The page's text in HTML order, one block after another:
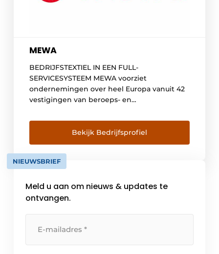
MEWA
BEDRIJFSTEXTIEL IN EEN FULL-
SERVICESYSTEEM MEWA voorziet
ondernemingen over heel Europa vanuit 42
vestigingen van beroeps- en
olieopvang- en voetmatten, evenals
wastafels voor onderdelenreiniging in full-
service. Aanvullend kunnen ook artikels voor
arbeidsveiligheid onder het merk “World
Wide Work by MEWA” besteld worden.
toonaangevend in het segment
textielmanagement. Het […]
Bekijk Bedrijfsprofiel
NIEUWSBRIEF
Meld u aan om nieuws & updates te
ontvangen.